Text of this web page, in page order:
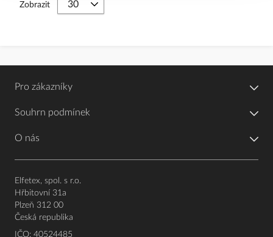
Zobrazit
Pro zákazníky
Souhrn podmínek
O nás
Elfetex, spol. s r.o.
Hřbitovní 31a
Plzeň 312 00
Česká republika
IČO: 40524485